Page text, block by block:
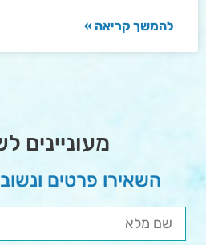
להמשך קריאה »
מעוניינים
השאירו פרטים